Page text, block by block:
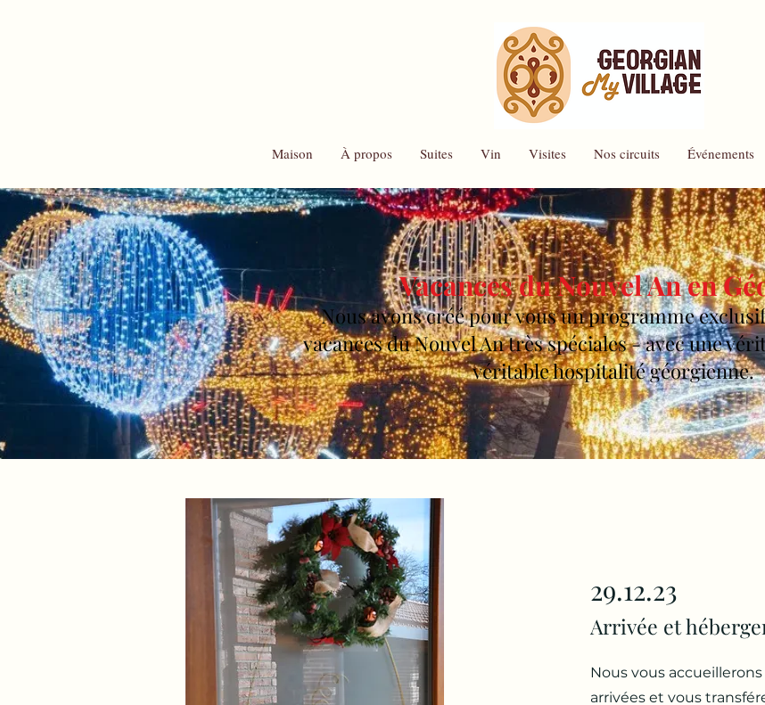
Maison À propos Suites Vin Visites Nos circuits Événements
Vacances du Nouvel An en
Nous avons créé pour vous un programme
vacances du Nouvel An très spéciales - avec une
véritable hospitalité géorgienne.
29.12.23
Arrivée et
Nous vous
arrivées et vous